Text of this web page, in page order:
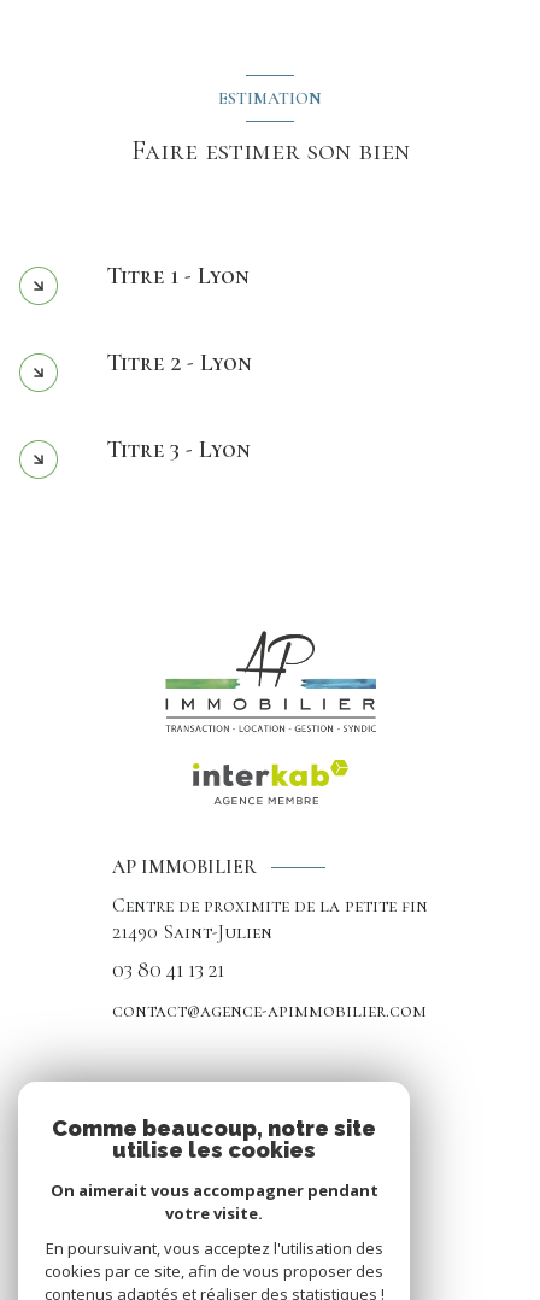
ESTIMATION
Faire estimer son bien
Titre 1 - Lyon
Titre 2 - Lyon
Titre 3 - Lyon
AP IMMOBILIER
Centre de proximite de la petite fin
21490 Saint-Julien
03 80 41 13 21
contact@agence-apimmobilier.com
Nous suivre
Comme beaucoup, notre site
utilise les cookies
On aimerait vous accompagner pendant
votre visite.
En poursuivant, vous acceptez l'utilisation des
cookies par ce site, afin de vous proposer des
contenus adaptés et réaliser des statistiques !